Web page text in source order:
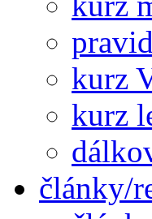
kurz
kurz
články/